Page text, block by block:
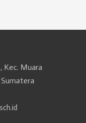
Kec. Muara